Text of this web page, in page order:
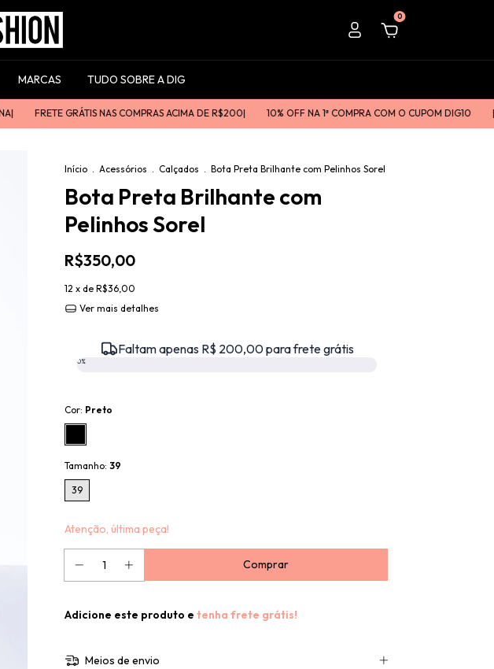
0
MARCAS TUDO SOBRE A DIG
FRETE GRÁTIS NAS COMPRAS ACIMA DE R$200ㅤㅤ| 10% OFF NA 1ª COMPRA COM O CUPOM DIG10 |ㅤㅤ
Início . Acessórios . Calçados . Bota Preta Brilhante com Pelinhos Sorel
Bota Preta Brilhante com
Pelinhos Sorel
R$350,00
12 x de R$36,00
Ver mais detalhes
Faltam apenas R$ 200,00 para frete grátis
0%
Cor: Preto
Tamanho: 39
39
Atenção, última peça!
Adicione este produto e tenha frete grátis!
Meios de envio